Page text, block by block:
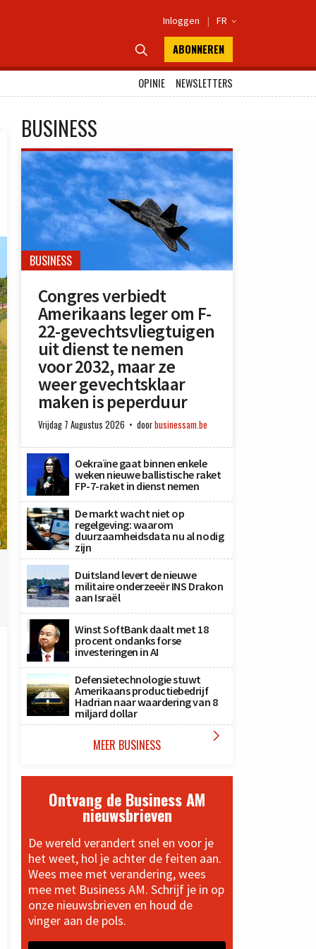
Inloggen | FR 
 ABONNEREN
OPINIE
NEWSLETTERS
BUSINESS
BUSINESS
Congres verbiedt
Amerikaans leger om F-
22-gevechtsvliegtuigen
uit dienst te nemen
voor 2032, maar ze
weer gevechtsklaar
maken is peperduur
Vrijdag 7 Augustus 2026 doorbusinessam.be
Oekraïne gaat binnen enkele
weken nieuwe ballistische raket
FP-7-raket in dienst nemen
De markt wacht niet op
regelgeving: waarom
duurzaamheidsdata nu al nodig
zijn
Duitsland levert de nieuwe
militaire onderzeeër INS Drakon
aan Israël
Winst SoftBank daalt met 18
procent ondanks forse
investeringen in AI
Defensietechnologie stuwt
Amerikaans productiebedrijf
Hadrian naar waardering van 8
miljard dollar
MEER BUSINESS 
Ontvang de Business AM
nieuwsbrieven
De wereld verandert snel en voor je
het weet, hol je achter de feiten aan.
Wees mee met verandering, wees
mee met Business AM. Schrijf je in op
onze nieuwsbrieven en houd de
vinger aan de pols.